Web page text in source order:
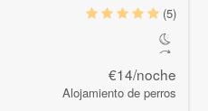
(5)
€14/noche
Alojamiento de perros